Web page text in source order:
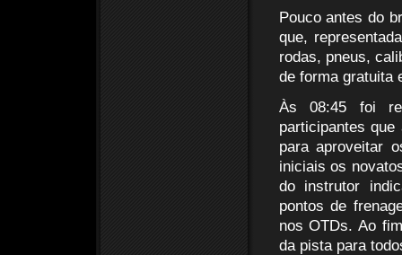
Pouco antes do
que,
rodas, pneus,
de forma gratuita
Às 08:45 foi
participantes
para aproveitar
iniciais os
do instrutor
pontos de
nos OTDs. Ao
da pista para